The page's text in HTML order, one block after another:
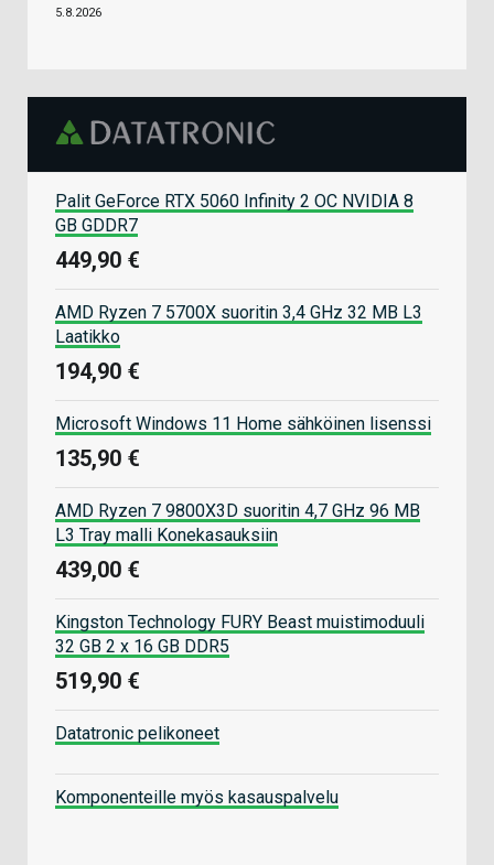
5.8.2026
Palit GeForce RTX 5060 Infinity 2 OC NVIDIA 8
GB GDDR7
449,90 €
AMD Ryzen 7 5700X suoritin 3,4 GHz 32 MB L3
Laatikko
194,90 €
Microsoft Windows 11 Home sähköinen lisenssi
135,90 €
AMD Ryzen 7 9800X3D suoritin 4,7 GHz 96 MB
L3 Tray malli Konekasauksiin
439,00 €
Kingston Technology FURY Beast muistimoduuli
32 GB 2 x 16 GB DDR5
519,90 €
Datatronic pelikoneet
Komponenteille myös kasauspalvelu